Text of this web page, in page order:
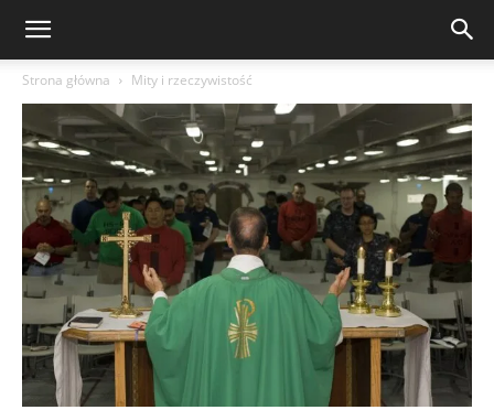
Strona główna Mity i rzeczywistość